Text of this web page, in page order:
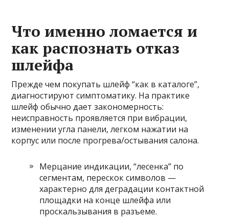
Что именно ломается и
как распознать отказ
шлейфа
Прежде чем покупать шлейф “как в каталоге”,
диагностируют симптоматику. На практике
шлейф обычно дает закономерность:
неисправность проявляется при вибрации,
изменении угла панели, легком нажатии на
корпус или после прогрева/остывания салона.
Мерцание индикации, “лесенка” по
сегментам, перескок символов —
характерно для деградации контактной
площадки на конце шлейфа или
проскальзывания в разъеме.